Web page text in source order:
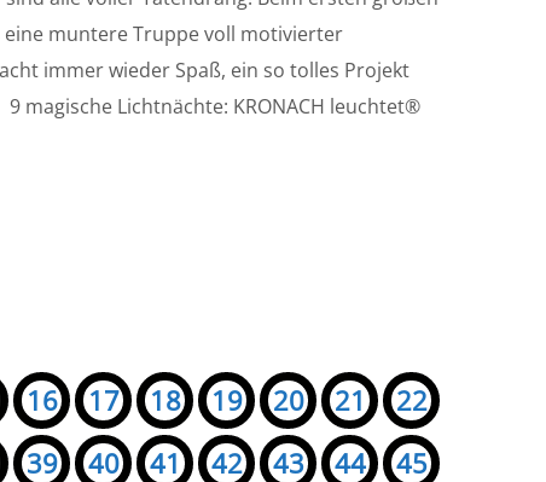
eine muntere Truppe voll motivierter
immer wieder Spaß, ein so tolles Projekt
magische Lichtnächte: KRONACH leuchtet®
16 17 18 19 20 21
22
39 40 41 42 43 44
45